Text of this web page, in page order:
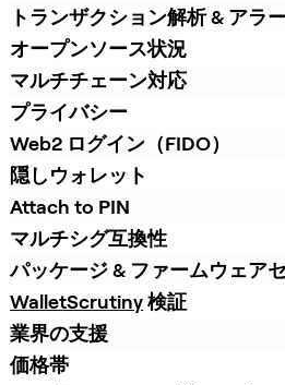
トランザクション解析 & アラ
オープンソース状況
マルチチェーン対応
プライバシー
Web2 ログイン（FIDO）
隠しウォレット
Attach to PIN
マルチシグ互換性
パッケージ & ファームウェア
WalletScrutiny 検証
業界の支援
価格帯